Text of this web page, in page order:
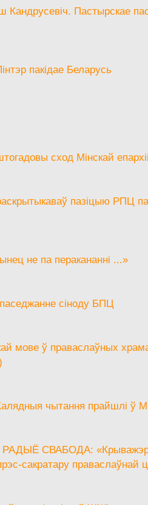
Кандрусевіч. Пастырскае
пакідае Беларусь
сход Мінскай
пазіцыю РПЦ
не па перакананні ...»
сіноду БПЦ
мове ў праваслаўных
чытання прайшлі ў
СВАБОДА:
сакратару праваслаўнай